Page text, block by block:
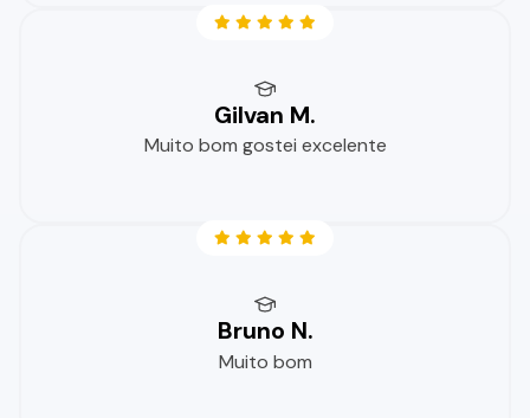
Gilvan M.
Muito bom gostei excelente
Bruno N.
Muito bom